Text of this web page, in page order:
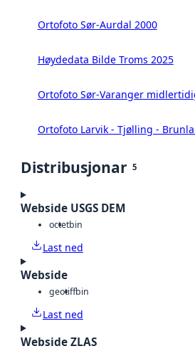
Ortofoto Sør-Aurdal 2000
Høydedata Bilde Troms 2025
Ortofoto Sør-Varanger
Ortofoto Larvik - Tjølling -
Distribusjonar 5
Webside USGS DEM
octetbin
Last ned
Webside
geotiffbin
Last ned
Webside ZLAS